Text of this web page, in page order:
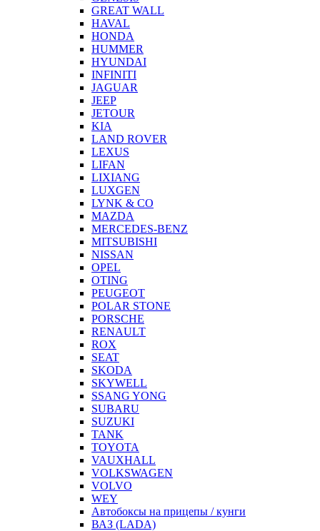
GREAT WALL
HAVAL
HONDA
HUMMER
HYUNDAI
INFINITI
JAGUAR
JEEP
JETOUR
KIA
LAND ROVER
LEXUS
LIFAN
LIXIANG
LUXGEN
LYNK & CO
MAZDA
MERCEDES-BENZ
MITSUBISHI
NISSAN
OPEL
OTING
PEUGEOT
POLAR STONE
PORSCHE
RENAULT
ROX
SEAT
SKODA
SKYWELL
SSANG YONG
SUBARU
SUZUKI
TANK
TOYOTA
VAUXHALL
VOLKSWAGEN
VOLVO
WEY
Автобоксы на прицепы / кунги
ВАЗ (LADA)